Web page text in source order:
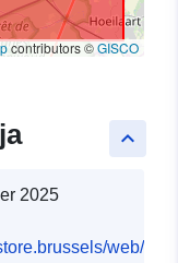
contributors ©GISCO
keyboard_arrow_up
2025
web/